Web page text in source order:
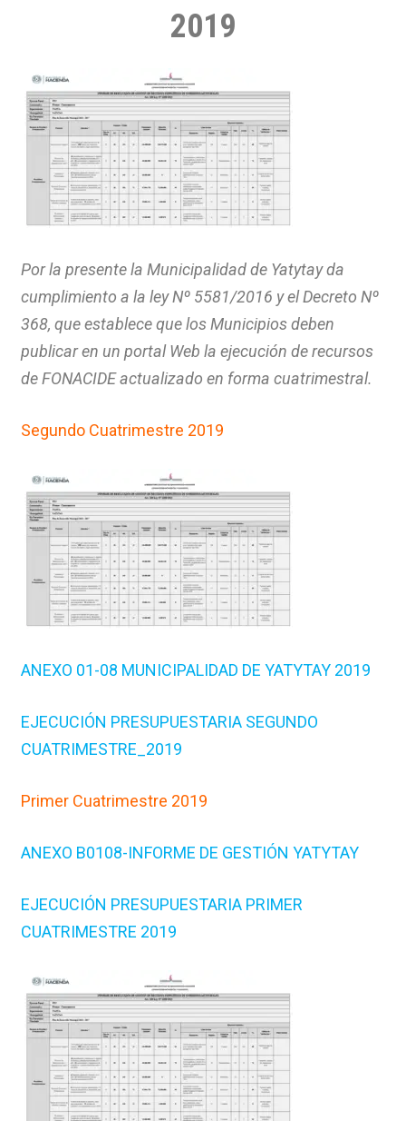
2019
Por la presente la Municipalidad de Yatytay da
cumplimiento a la ley Nº 5581/2016 y el Decreto Nº
368, que establece que los Municipios deben
publicar en un portal Web la ejecución de recursos
de FONACIDE actualizado en forma cuatrimestral.
Segundo Cuatrimestre 2019
ANEXO 01-08 MUNICIPALIDAD DE YATYTAY 2019
EJECUCIÓN PRESUPUESTARIA SEGUNDO
CUATRIMESTRE_2019
Primer Cuatrimestre 2019
ANEXO B0108-INFORME DE GESTIÓN YATYTAY
EJECUCIÓN PRESUPUESTARIA PRIMER
CUATRIMESTRE 2019